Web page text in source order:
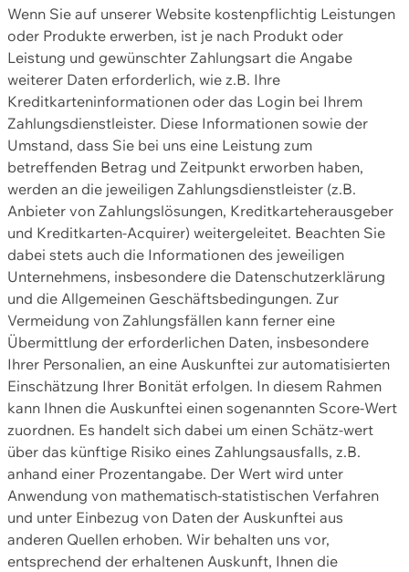
Wenn Sie auf unserer Website kostenpflichtig Leistungen
oder Produkte erwerben, ist je nach Produkt oder
Leistung und gewünschter Zahlungsart die Angabe
weiterer Daten erforderlich, wie z.B. Ihre
Kreditkarteninformationen oder das Login bei Ihrem
Zahlungsdienstleister. Diese Informationen sowie der
Umstand, dass Sie bei uns eine Leistung zum
betreffenden Betrag und Zeitpunkt erworben haben,
werden an die jeweiligen Zahlungsdienstleister (z.B.
Anbieter von Zahlungslösungen, Kreditkarteherausgeber
und Kreditkarten-Acquirer) weitergeleitet. Beachten Sie
dabei stets auch die Informationen des jeweiligen
Unternehmens, insbesondere die Datenschutzerklärung
und die Allgemeinen Geschäftsbedingungen. Zur
Vermeidung von Zahlungsfällen kann ferner eine
Übermittlung der erforderlichen Daten, insbesondere
Ihrer Personalien, an eine Auskunftei zur automatisierten
Einschätzung Ihrer Bonität erfolgen. In diesem Rahmen
kann Ihnen die Auskunftei einen sogenannten Score-Wert
zuordnen. Es handelt sich dabei um einen Schätz-wert
über das künftige Risiko eines Zahlungsausfalls, z.B.
anhand einer Prozentangabe. Der Wert wird unter
Anwendung von mathematisch-statistischen Verfahren
und unter Einbezug von Daten der Auskunftei aus
anderen Quellen erhoben. Wir behalten uns vor,
entsprechend der erhaltenen Auskunft, Ihnen die